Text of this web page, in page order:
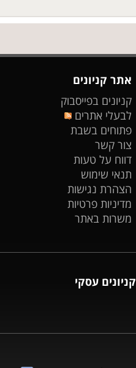
אתר קניונים
קניונים בפייסבוק
לבעלי אתרים
פתוחים בשבת
צור קשר
דווח על טעות
תנאי שימוש
הצהרת נגישות
מדיניות פרטיות
משרות באתר
קניונים עסקי